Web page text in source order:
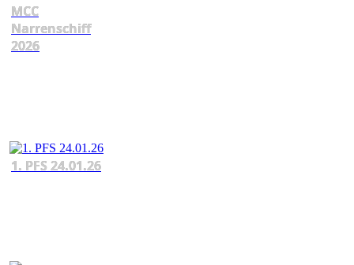
MCC
Narrenschiff
2026
1. PFS 24.01.26